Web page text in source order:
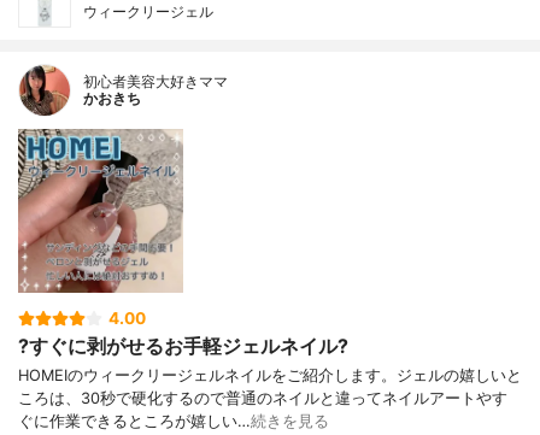
ウィークリージェル
初心者美容大好きママ
かおきち
4.00
?すぐに剥がせるお手軽ジェルネイル?
HOMEIのウィークリージェルネイルをご紹介します。ジェルの嬉しいと
ころは、30秒で硬化するので普通のネイルと違ってネイルアートやす
ぐに作業できるところが嬉しい…続きを見る